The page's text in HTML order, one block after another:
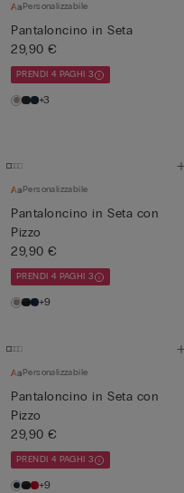
Personalizzabile
Pantaloncino in Seta
29,90 €
PRENDI 4 PAGHI 3
+3
Personalizzabile
Pantaloncino in Seta con
Pizzo
29,90 €
PRENDI 4 PAGHI 3
+9
Personalizzabile
Pantaloncino in Seta con
Pizzo
29,90 €
PRENDI 4 PAGHI 3
+9